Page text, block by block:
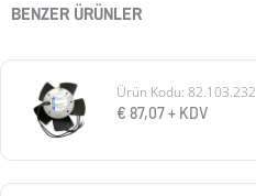
BENZER ÜRÜNLER
Ürün Kodu: 82.103.232
€ 87,07+ KDV